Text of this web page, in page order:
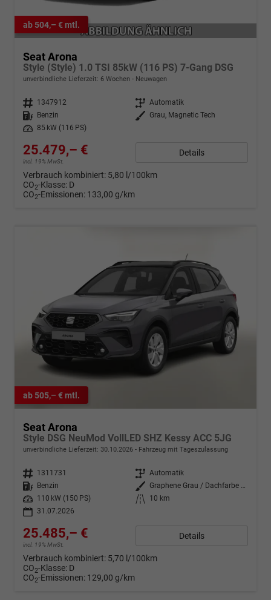
ab 504,– € mtl.
Seat Arona
Style (Style) 1.0 TSI 85kW (116 PS) 7-Gang DSG
unverbindliche Lieferzeit: 6 Wochen Neuwagen
Fahrzeugnr. 1347912 Getriebe Automatik
Kraftstoff
Benzin Außenfarbe
Grau, Magnetic Tech
Leistung
85 kW (116 PS)
25.479,– €
incl. 19% MwSt.
Details
Verbrauch kombiniert: 5,80 l/100km
CO2-Klasse: D
CO2-Emissionen: 133,00 g/km
ab 505,– € mtl.
Seat Arona
Style DSG NeuMod VollLED SHZ Kessy ACC 5JG
unverbindliche Lieferzeit: 30.10.2026 Fahrzeug mit Tageszulassung
Fahrzeugnr. 1311731 Getriebe Automatik
Kraftstoff
Benzin Außenfarbe
Graphene Grau / Dachfarbe schwar
Leistung
110 kW (150 PS) Kilometerstand
10 km
31.07.2026
25.485,– €
incl. 19% MwSt.
Details
Verbrauch kombiniert: 5,70 l/100km
CO2-Klasse: D
CO2-Emissionen: 129,00 g/km